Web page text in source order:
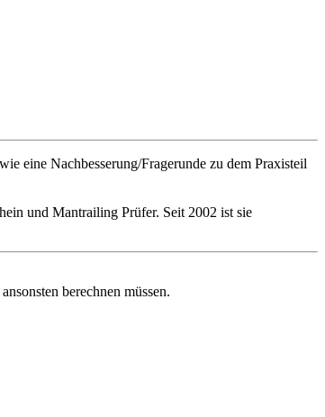
eine Nachbesserung/Fragerunde zu dem Praxisteil
und Mantrailing Prüfer. Seit 2002 ist sie
berechnen müssen.